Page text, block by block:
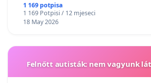
1 169 potpisa
1 169 Potpisi / 12 mjeseci
18 May 2026
Felnőtt autisták: nem vagyunk